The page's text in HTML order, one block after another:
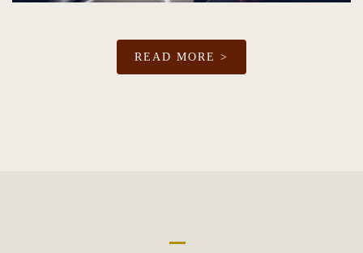
READ MORE >